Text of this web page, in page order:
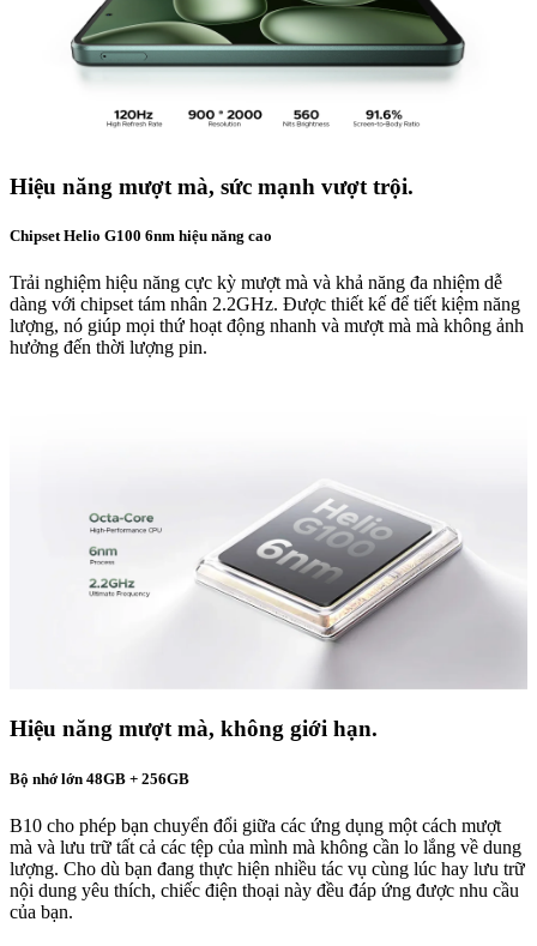
Hiệu năng mượt mà, sức mạnh vượt trội.
Chipset Helio G100 6nm hiệu năng cao
Trải nghiệm hiệu năng cực kỳ mượt mà và khả năng đa nhiệm dễ
dàng với chipset tám nhân 2.2GHz. Được thiết kế để tiết kiệm năng
lượng, nó giúp mọi thứ hoạt động nhanh và mượt mà mà không ảnh
hưởng đến thời lượng pin.
Hiệu năng mượt mà, không giới hạn.
Bộ nhớ lớn 48GB + 256GB
B10 cho phép bạn chuyển đổi giữa các ứng dụng một cách mượt
mà và lưu trữ tất cả các tệp của mình mà không cần lo lắng về dung
lượng. Cho dù bạn đang thực hiện nhiều tác vụ cùng lúc hay lưu trữ
nội dung yêu thích, chiếc điện thoại này đều đáp ứng được nhu cầu
của bạn.